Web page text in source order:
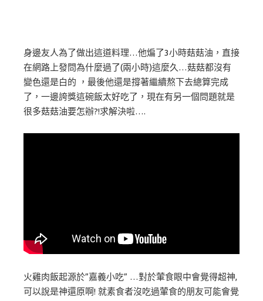
身邊友人為了做出這道料理…他煸了3小時菇菇油，直接
在網路上發問為什麼過了(兩小時)這麼久…菇菇都沒有
變色還是白的 ，最後他還是撐著繼續熬下去總算完成
了，一邊誇獎這碗飯太好吃了，現在有另一個問題就是
很多菇菇油要怎辦?!求解決啦….
火雞肉飯起源於”嘉義小吃” …對於葷食眼中會覺得超神,
可以說是神還原啊! 就素食者沒吃過葷食的朋友可能會覺